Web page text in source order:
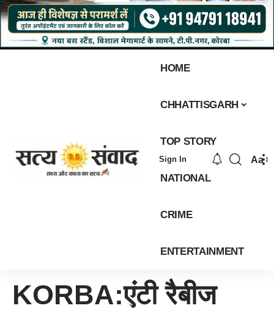
HOME
CHHATTISGARH
TOP STORY
NATIONAL
CRIME
ENTERTAINMENT
Sign In Aa
KORBA:एंटी रैबीज